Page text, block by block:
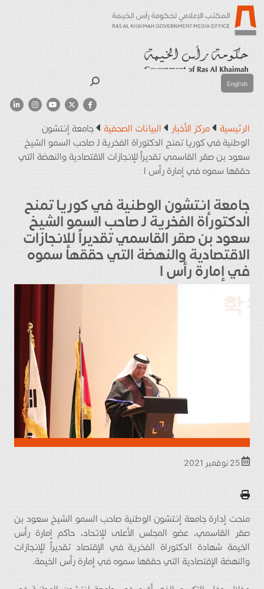
English
الرئيسية مركز الأخبار البيانات الصحفية
جامعة إنتشون
الوطنية في كوريا تمنح الدكتوراة الفخرية لـ صاحب السمو الشيخ
سعود بن صقر القاسمي تقديراً للإنجازات الاقتصادية والنهضة التي
حققها سموه في إمارة رأس ا
جامعة إنتشون الوطنية في كوريا تمنح
الدكتوراة الفخرية لـ صاحب السمو الشيخ
سعود بن صقر القاسمي تقديراً للإنجازات
الاقتصادية والنهضة التي حققها سموه
في إمارة رأس ا
منحت إدارة جامعة إنتشون الوطنية صاحب السمو الشيخ سعود بن
صقر القاسمي، عضو المجلس الأعلى للإتحاد، حاكم إمارة رأس
الخيمة شهادة الدكتوراة الفخرية في الإقتصاد تقديراً للإﻧﺠﺎزات
والنهضة الإقتصادية التي حققها سموه في إمارة رأس الخيمة.